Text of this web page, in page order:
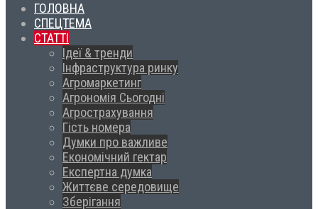
ГОЛОВНА
СПЕЦТЕМА
СТАТТІ
Ідеї & тренди
Інфраструктура ринку
Агромаркетинг
Агрономія Сьогодні
Агрострахування
Гість номера
Думки про важливе
Економічний гектар
Експертна думка
Життєве середовище
Зберігання